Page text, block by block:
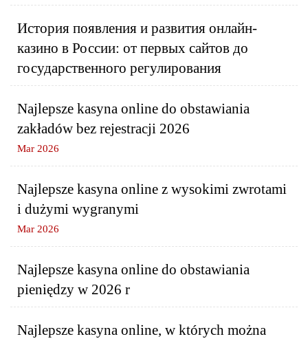
История появления и развития онлайн-
казино в России: от первых сайтов до
государственного регулирования
Najlepsze kasyna online do obstawiania
zakładów bez rejestracji 2026
Mar 2026
Najlepsze kasyna online z wysokimi zwrotami
i dużymi wygranymi
Mar 2026
Najlepsze kasyna online do obstawiania
pieniędzy w 2026 r
Najlepsze kasyna online, w których można